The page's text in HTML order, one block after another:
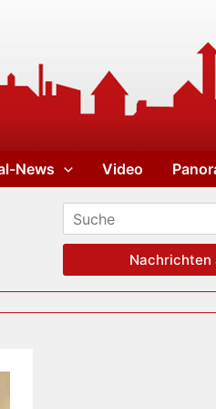
News Video
Nachrichten